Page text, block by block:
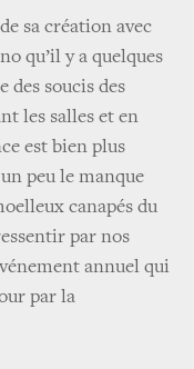
sa création avec
qu’il y a quelques
des soucis des
les salles et en
est bien plus
peu le manque
canapés du
par nos
annuel qui
par la